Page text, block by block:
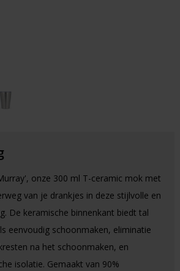
onze 300 ml T-ceramic mok met
van je drankjes in deze stijlvolle en
De keramische binnenkant biedt tal
eenvoudig schoonmaken, eliminatie
na het schoonmaken, en
isolatie. Gemaakt van 90%